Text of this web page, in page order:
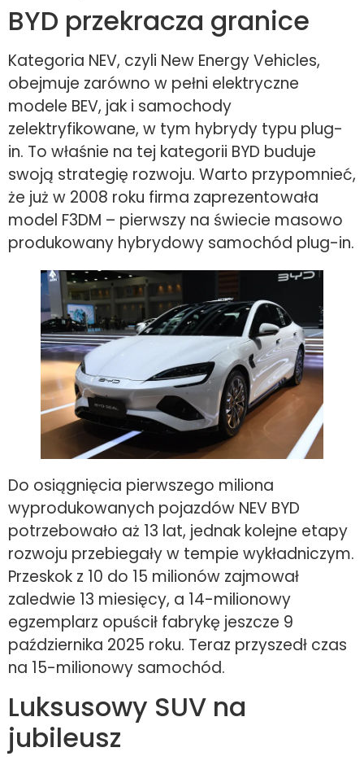
BYD przekracza granice
Kategoria NEV, czyli New Energy Vehicles,
obejmuje zarówno w pełni elektryczne
modele BEV, jak i samochody
zelektryfikowane, w tym hybrydy typu plug-
in. To właśnie na tej kategorii BYD buduje
swoją strategię rozwoju. Warto przypomnieć,
że już w 2008 roku firma zaprezentowała
model F3DM – pierwszy na świecie masowo
produkowany hybrydowy samochód plug-in.
Do osiągnięcia pierwszego miliona
wyprodukowanych pojazdów NEV BYD
potrzebowało aż 13 lat, jednak kolejne etapy
rozwoju przebiegały w tempie wykładniczym.
Przeskok z 10 do 15 milionów zajmował
zaledwie 13 miesięcy, a 14-milionowy
egzemplarz opuścił fabrykę jeszcze 9
października 2025 roku. Teraz przyszedł czas
na 15-milionowy samochód.
Luksusowy SUV na
jubileusz